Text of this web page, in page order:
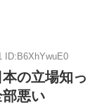
ID:B6XhYwuE0
の立場知っ
悪い